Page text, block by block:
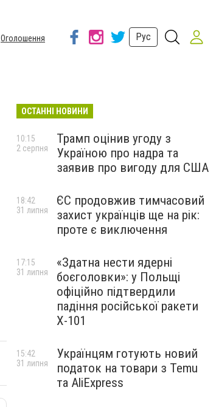
Оголошення
Рус
ОСТАННІ НОВИНИ
Трамп оцінив угоду з
Україною про надра та
заявив про вигоду для США
10:15
2 серпня
ЄС продовжив тимчасовий
захист українців ще на рік:
проте є виключення
18:42
31 липня
«Здатна нести ядерні
боєголовки»: у Польщі
офіційно підтвердили
падіння російської ракети
Х-101
17:15
31 липня
Українцям готують новий
податок на товари з Temu
та AliExpress
15:42
31 липня